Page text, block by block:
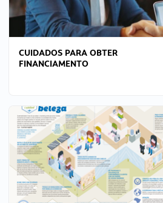
CUIDADOS PARA OBTER
FINANCIAMENTO